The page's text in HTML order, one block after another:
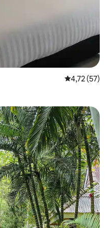
4,72 de uma
4,72 (57)